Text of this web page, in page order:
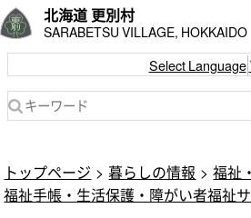
北海道 更別村
SARABETSU VILLAGE, HOKKAIDO
Select Language
トップページ 暮らしの情報
福祉
福祉手帳・生活保護・障がい者福祉